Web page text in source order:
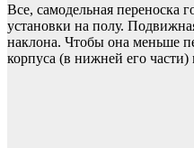
Все, самодельная переноска
установки на полу.
наклона. Чтобы она меньше
корпуса (в нижней его части)